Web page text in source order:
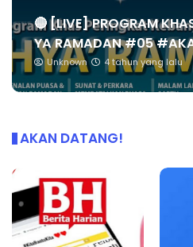
🔴 [LIVE] PROGRAM
YA RAMADAN #05
Unknown 4 tahun yang lalu
AKAN DATANG!